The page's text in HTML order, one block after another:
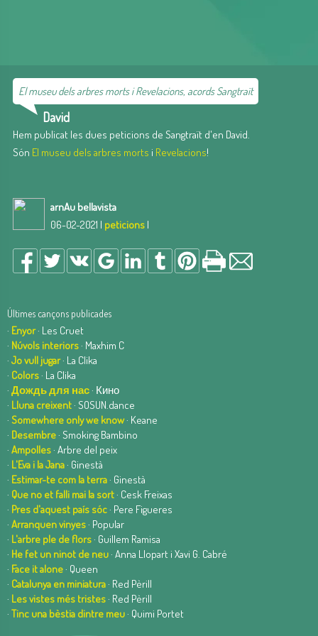
El museu dels arbres morts i Revelacions, acords Sangtraït
David
Hem publicat les dues peticions de Sangtraït d'en David.
Són El museu dels arbres morts i Revelacions!
arnAu bellavista
06-02-2021 | peticions |
Últimes cançons publicades
· Enyor· Les Cruet
· Núvols interiors· Maxhim C
· Jo vull jugar· La Clika
· Colors· La Clika
· Дождь для нас· Кино
· Lluna creixent· SOSUN.dance
· Somewhere only we know· Keane
· Desembre· Smoking Bambino
· Ampolles· Arbre del peix
· L'Eva i la Jana· Ginestà
· Estimar-te com la terra· Ginestà
· Que no et falli mai la sort· Cesk Freixas
· Pres d'aquest país sóc· Pere Figueres
· Arranquen vinyes· Popular
· L'arbre ple de flors· Guillem Ramisa
· He fet un ninot de neu· Anna Llopart i Xavi G. Cabré
· Face it alone· Queen
· Catalunya en miniatura· Red Pèrill
· Les vistes més tristes· Red Pèrill
· Tinc una bèstia dintre meu· Quimi Portet